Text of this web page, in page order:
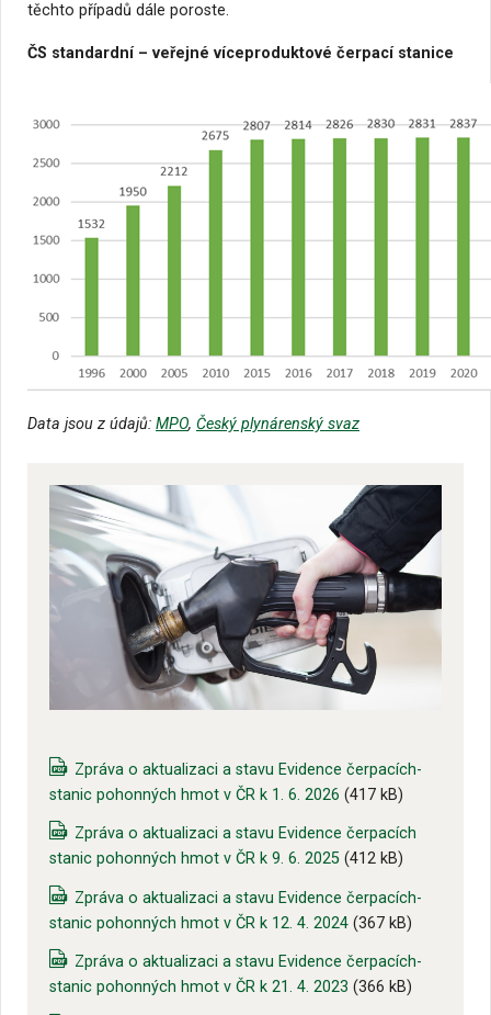
těchto případů dále poroste.
ČS standardní – veřejné víceproduktové čerpací stanice
Data jsou z údajů: MPO, Český plynárenský svaz
Zpráva o aktualizaci a stavu Evidence čerpacích-
stanic pohonných hmot v ČR k 1. 6. 2026 (417 kB)
Zpráva o aktualizaci a stavu Evidence čerpacích
stanic pohonných hmot v ČR k 9. 6. 2025 (412 kB)
Zpráva o aktualizaci a stavu Evidence čerpacích-
stanic pohonných hmot v ČR k 12. 4. 2024 (367 kB)
Zpráva o aktualizaci a stavu Evidence čerpacích-
stanic pohonných hmot v ČR k 21. 4. 2023 (366 kB)